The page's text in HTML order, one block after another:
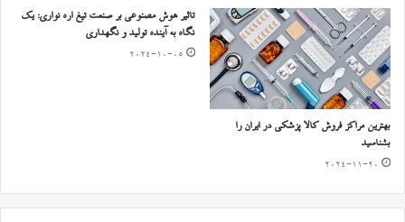
بهترین مراکز فروش کالا پزشکی در ایران را
بشناسید
2024-11-20
تاثیر هوش مصنوعی بر صنعت تیغ اره نواری: یک
نگاه به آینده تولید و نگهداری
2024-10-05